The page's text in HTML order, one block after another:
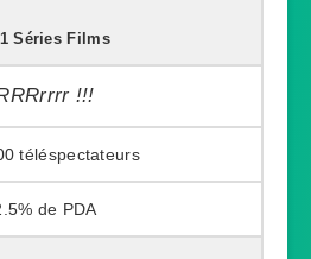
Séries Films
!!!